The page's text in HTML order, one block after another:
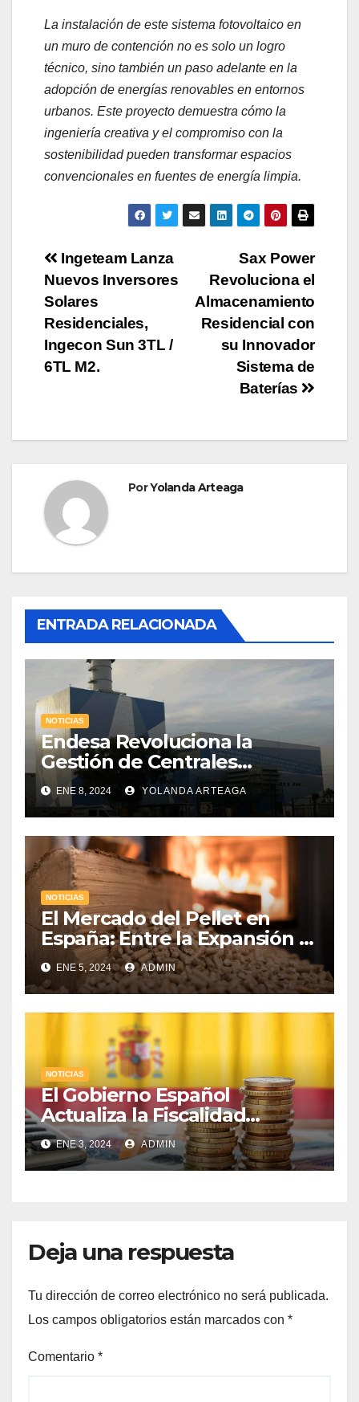
La instalación de este sistema fotovoltaico en
un muro de contención no es solo un logro
técnico, sino también un paso adelante en la
adopción de energías renovables en entornos
urbanos. Este proyecto demuestra cómo la
ingeniería creativa y el compromiso con la
sostenibilidad pueden transformar espacios
convencionales en fuentes de energía limpia.
Navegación
de
entradas
Sax Power
Revoluciona el
Almacenamiento
Residencial con
su Innovador
Sistema de
Baterías
Ingeteam Lanza
Nuevos Inversores
Solares
Residenciales,
Ingecon Sun 3TL /
6TL M2.
PorYolanda Arteaga
ENTRADA RELACIONADA
NOTICIAS
Endesa Revoluciona la
Gestión de Centrales
Hidroeléctricas con
«Gemelos Digitales» a través
de la Inteligencia Artificial
ENE 8, 2024 YOLANDA ARTEAGA
NOTICIAS
El Mercado del Pellet en
España: Entre la Expansión y
los Desafíos Económicos
ENE 5, 2024 ADMIN
NOTICIAS
El Gobierno Español
Actualiza la Fiscalidad
Energética: Impuestos,
Protección al Consumidor y
Apoyo a la Industria
ENE 3, 2024 ADMIN
Deja una respuesta
Tu dirección de correo electrónico no será publicada.
Los campos obligatorios están marcados con *
Comentario *